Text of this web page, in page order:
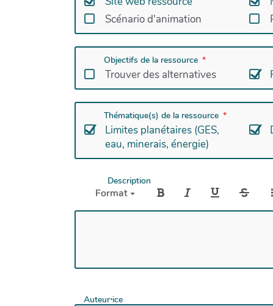
Scénario d'animation
Objectifs de la ressource
Trouver des alternatives
Thématique(s) de la ressource
Limites planétaires (GES,
eau, minerais, énergie)
Description
Format
Auteur⋅ice